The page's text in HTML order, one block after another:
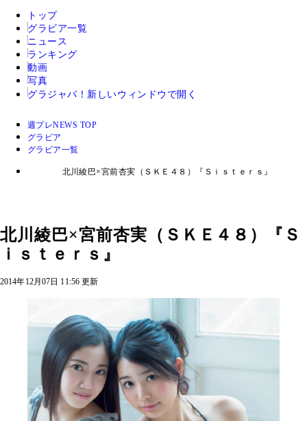
トップ
グラビア一覧
ニュース
ランキング
動画
写真
グラジャパ！ 新しいウィンドウで開く
週プレNEWS TOP
グラビア
グラビア一覧
北川綾巴×宮前杏実（ＳＫＥ４８）『Ｓｉｓｔｅｒｓ』
北川綾巴×宮前杏実（ＳＫＥ４８）『Ｓ
ｉｓｔｅｒｓ』
2014年12月07日 11:56 更新